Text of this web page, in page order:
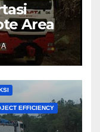
Area
EFFICIENCY